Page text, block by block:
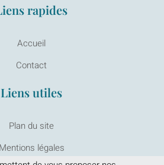
rapides
Accueil
Contact
Liens utiles
Plan du site
Mentions légales